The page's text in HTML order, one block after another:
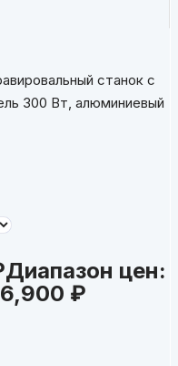
станок с
300 Вт, алюминиевый
Диапазон цен:
₽